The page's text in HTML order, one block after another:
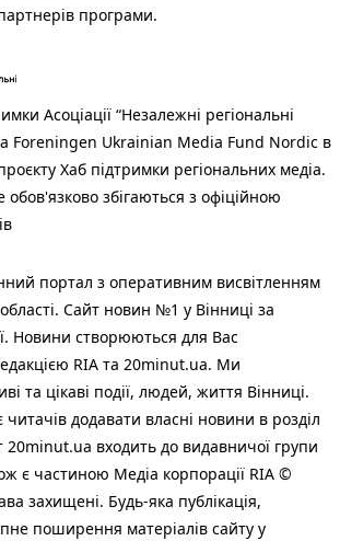
програми.
Асоціації “Незалежні регіональні
Foreningen Ukrainian Media Fund Nordic в
Хаб підтримки регіональних медіа.
обов'язково збігаються з офіційною
портал з оперативним висвітленням
Сайт новин №1 у Вінниці за
Новини створюються для Вас
RIA та 20minut.ua. Ми
та цікаві події, людей, життя Вінниці.
додавати власні новини в розділ
20minut.ua входить до видавничої групи
є частиною Медіа корпорації RIA ©
захищені. Будь-яка публiкацiя,
поширення матеріалів сайту у